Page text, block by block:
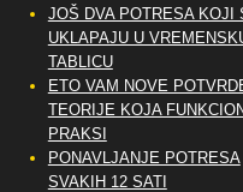
JOŠ DVA POTRESA KOJI
UKLAPAJU U
TABLICU
ETO VAM NOVE
TEORIJE KOJA
PRAKSI
PONAVLJANJE POTRESA
SVAKIH 12 SATI